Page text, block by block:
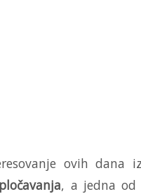
ovih dana
, a jedna od